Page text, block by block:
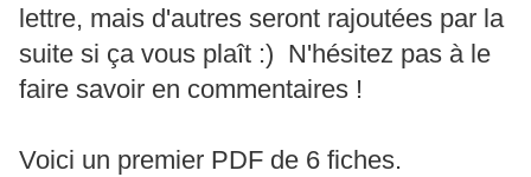
lettre, mais d'autres seront rajoutées par la
suite si ça vous plaît :) N'hésitez pas à le
faire savoir en commentaires !
Voici un premier PDF de 6 fiches.